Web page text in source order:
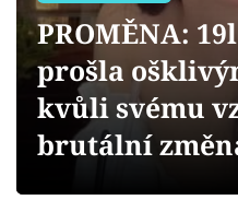
Videa
Sledujte prima+
Přihlášení
PROMĚNA:
prošla
kvůli svému
brutální